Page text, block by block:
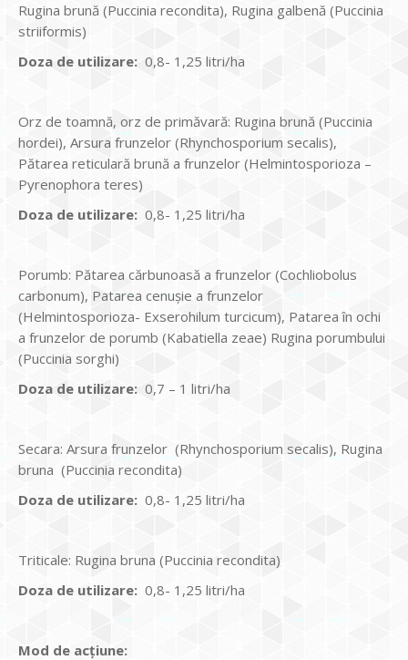
Rugina brună (Puccinia recondita), Rugina galbenă (Puccinia
striiformis)
Doza de utilizare: 0,8- 1,25 litri/ha
Orz de toamnă, orz de primăvară: Rugina brună (Puccinia
hordei), Arsura frunzelor (Rhynchosporium secalis),
Pătarea reticulară brună a frunzelor (Helmintosporioza –
Pyrenophora teres)
Doza de utilizare: 0,8- 1,25 litri/ha
Porumb: Pătarea cărbunoasă a frunzelor (Cochliobolus
carbonum), Patarea cenușie a frunzelor
(Helmintosporioza- Exserohilum turcicum), Patarea în ochi
a frunzelor de porumb (Kabatiella zeae) Rugina porumbului
(Puccinia sorghi)
Doza de utilizare: 0,7 – 1 litri/ha
Secara: Arsura frunzelor (Rhynchosporium secalis), Rugina
bruna (Puccinia recondita)
Doza de utilizare: 0,8- 1,25 litri/ha
Triticale: Rugina bruna (Puccinia recondita)
Doza de utilizare: 0,8- 1,25 litri/ha
Mod de acţiune: